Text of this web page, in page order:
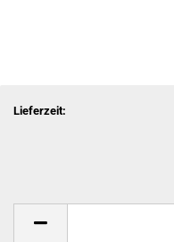
Lieferzeit: